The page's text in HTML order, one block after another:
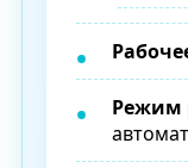
Режим